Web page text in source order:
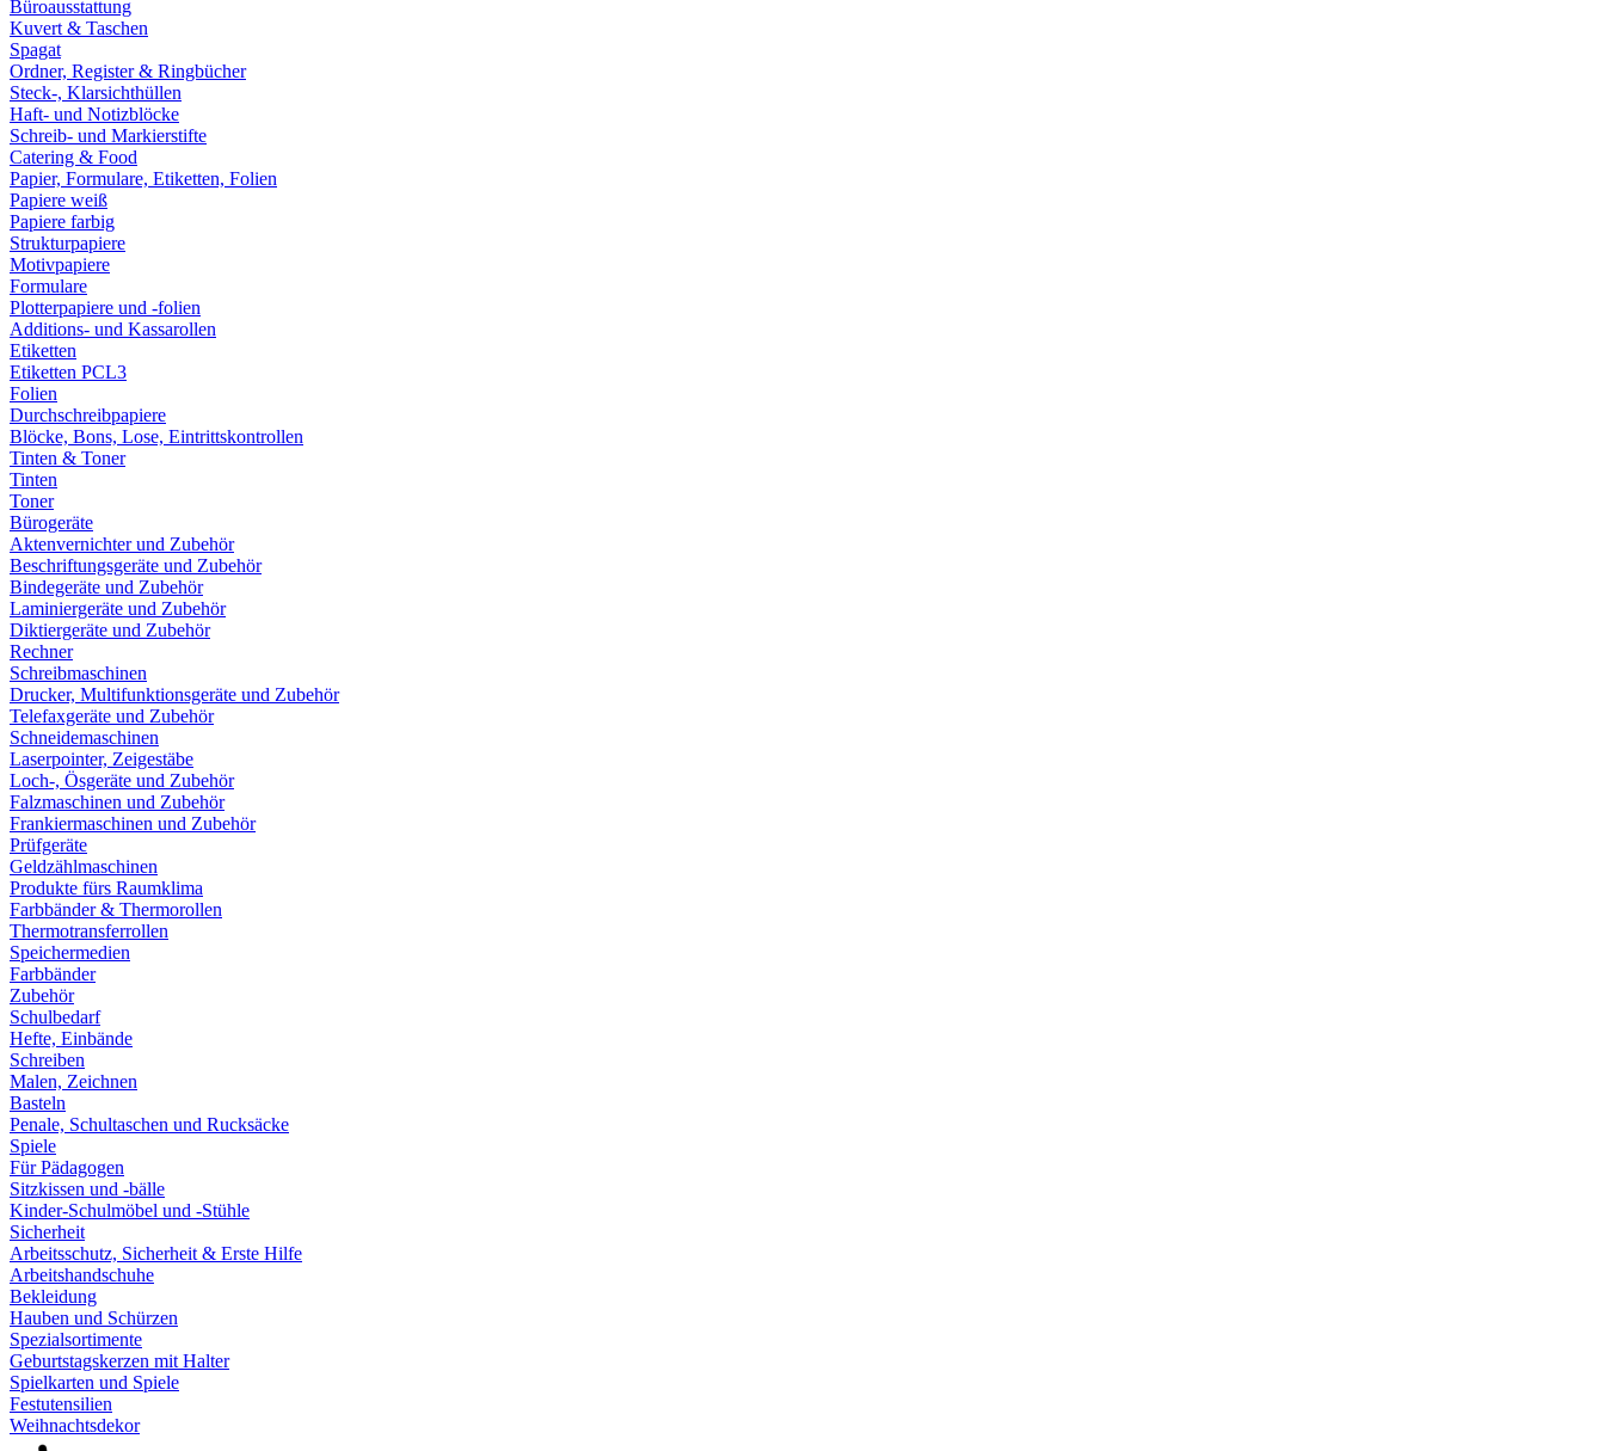
Büroausstattung
Kuvert & Taschen
Spagat
Ordner, Register & Ringbücher
Steck-, Klarsichthüllen
Haft- und Notizblöcke
Schreib- und Markierstifte
Catering & Food
Papier, Formulare, Etiketten, Folien
Papiere weiß
Papiere farbig
Strukturpapiere
Motivpapiere
Formulare
Plotterpapiere und -folien
Additions- und Kassarollen
Etiketten
Etiketten PCL3
Folien
Durchschreibpapiere
Blöcke, Bons, Lose, Eintrittskontrollen
Tinten & Toner
Tinten
Toner
Bürogeräte
Aktenvernichter und Zubehör
Beschriftungsgeräte und Zubehör
Bindegeräte und Zubehör
Laminiergeräte und Zubehör
Diktiergeräte und Zubehör
Rechner
Schreibmaschinen
Drucker, Multifunktionsgeräte und Zubehör
Telefaxgeräte und Zubehör
Schneidemaschinen
Laserpointer, Zeigestäbe
Loch-, Ösgeräte und Zubehör
Falzmaschinen und Zubehör
Frankiermaschinen und Zubehör
Prüfgeräte
Geldzählmaschinen
Produkte fürs Raumklima
Farbbänder & Thermorollen
Thermotransferrollen
Speichermedien
Farbbänder
Zubehör
Schulbedarf
Hefte, Einbände
Schreiben
Malen, Zeichnen
Basteln
Penale, Schultaschen und Rucksäcke
Spiele
Für Pädagogen
Sitzkissen und -bälle
Kinder-Schulmöbel und -Stühle
Sicherheit
Arbeitsschutz, Sicherheit & Erste Hilfe
Arbeitshandschuhe
Bekleidung
Hauben und Schürzen
Spezialsortimente
Geburtstagskerzen mit Halter
Spielkarten und Spiele
Festutensilien
Weihnachtsdekor